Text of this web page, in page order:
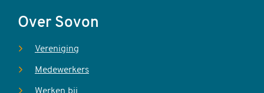
Over Sovon
Vereniging
Medewerkers